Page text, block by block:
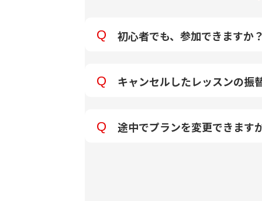
初心者でも、参加できますか
キャンセルしたレッスンの振
途中でプランを変更できます